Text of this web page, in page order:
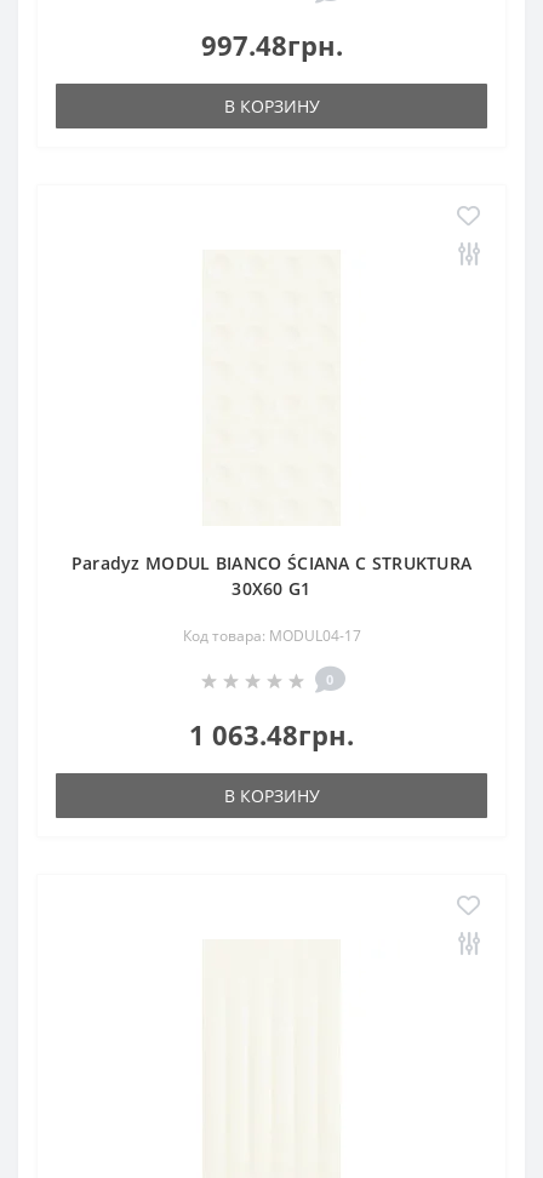
997.48грн.
В КОРЗИНУ
Paradyz MODUL BIANCO ŚCIANA C STRUKTURA
30X60 G1
Код товара: MODUL04-17
0
1 063.48грн.
В КОРЗИНУ